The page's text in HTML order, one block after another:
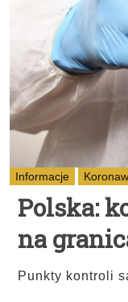
Informacje
Polska:
na
Punkty kontroli